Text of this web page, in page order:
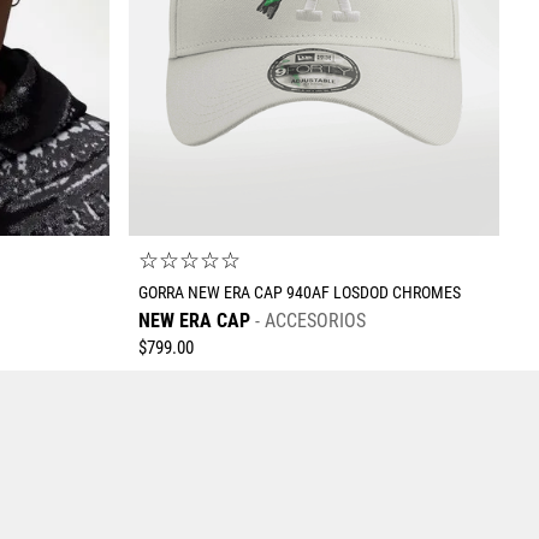
☆☆☆☆☆
GORRA NEW ERA CAP 940AF LOSDOD CHROMES
NEW ERA CAP ACCESORIOS
$799.00